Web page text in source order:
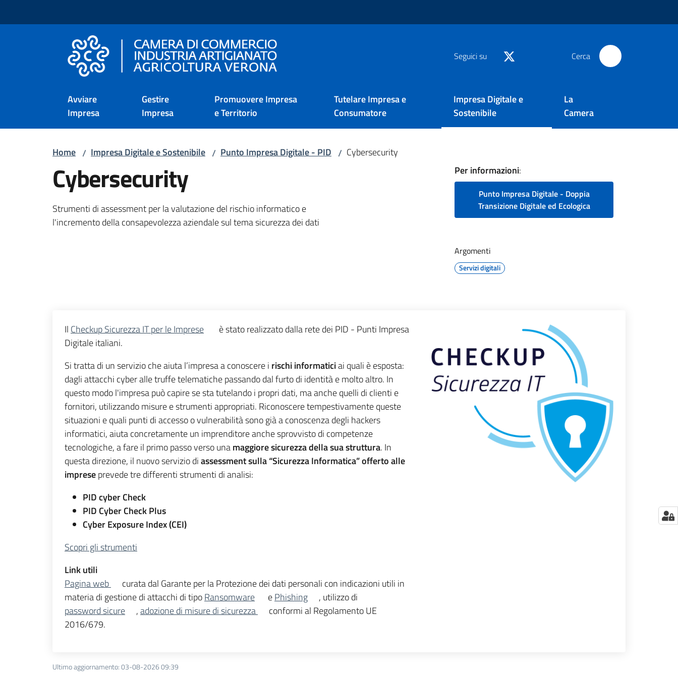
Camera di Commercio di Verona Seguici su Cerca
Avviare
Impresa
Gestire
Impresa
Promuovere Impresa
e Territorio
Tutelare Impresa e
Consumatore
Impresa Digitale e
Sostenibile
La
Camera
Home / Impresa Digitale e Sostenibile / Punto Impresa Digitale - PID / Cybersecurity
Cybersecurity
Strumenti di assessment per la valutazione del rischio informatico e
l'incremento della consapevolezza aziendale sul tema sicurezza dei dati
Per informazioni:
Punto Impresa Digitale - Doppia
Transizione Digitale ed Ecologica
Argomenti
Servizi digitali
Il Checkup Sicurezza IT per le Imprese
è stato realizzato dalla rete dei PID - Punti Impresa
Digitale italiani.
Si tratta di un servizio che aiuta l’impresa a conoscere i rischi informaticiai quali è esposta:
dagli attacchi cyber alle truffe telematiche passando dal furto di identità e molto altro. In
questo modo l'impresa può capire se sta tutelando i propri dati, ma anche quelli di clienti e
fornitori, utilizzando misure e strumenti appropriati. Riconoscere tempestivamente queste
situazioni e quali punti di accesso o vulnerabilità sono già a conoscenza degli hackers
informatici, aiuta concretamente un imprenditore anche sprovvisto di competenze
tecnologiche, a fare il primo passo verso unamaggiore sicurezza della sua struttura. In
questa direzione, il nuovo servizio diassessment sulla “Sicurezza Informatica” offerto alle
impreseprevede tre differenti strumenti di analisi:
PID cyber Check
PID Cyber Check Plus
Cyber Exposure Index (CEI)
Scopri gli strumenti
Link utili
Pagina web
curata dal Garante per la Protezione dei dati personali con indicazioni utili in
materia di gestione di attacchi di tipoRansomware ePhishing
, utilizzo di
password sicure
,adozione di misure di sicurezza
conformi al Regolamento UE
2016/679.
Ultimo aggiornamento:03-08-2026 09:39